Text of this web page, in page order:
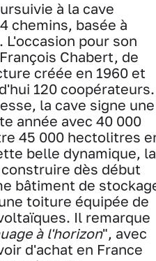
à la cave
chemins, basée à
L'occasion pour son
Chabert, de
créée en 1960 et
120 coopérateurs.
la cave signe une
année avec 40 000
45 000 hectolitres
belle dynamique, la
dès début
bâtiment de
toiture équipée de
Il remarque
à l'horizon", avec
d'achat en France